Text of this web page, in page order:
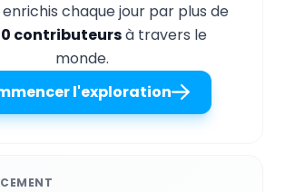
chaque jour par plus de
contributeursà travers le
monde.
l'exploration